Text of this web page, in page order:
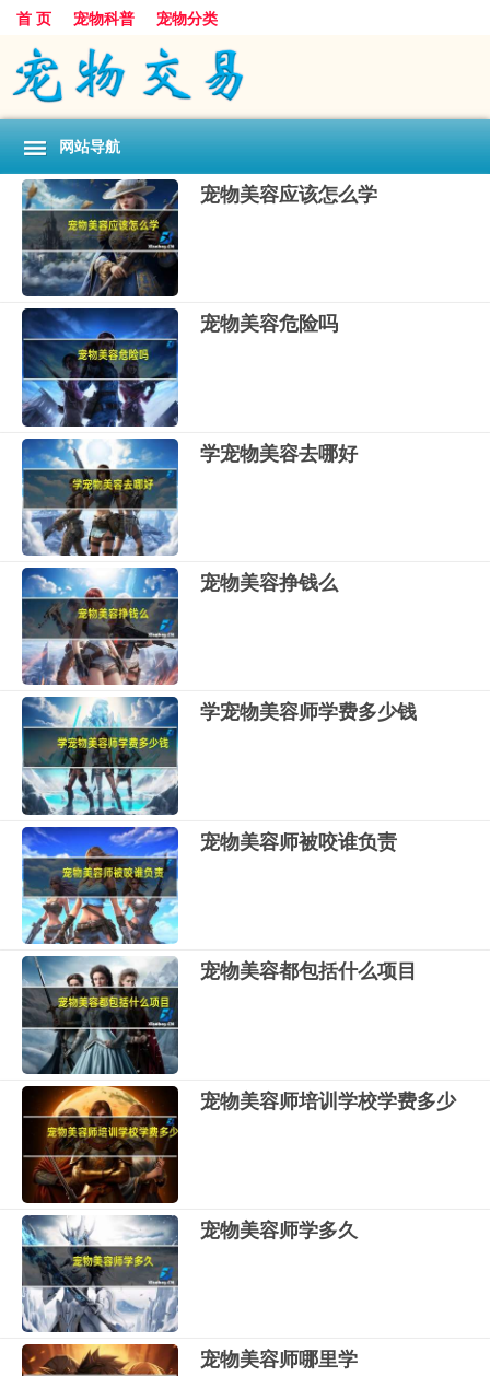
首 页 宠物科普 宠物分类
网站导航
宠物美容应该怎么学
宠物美容危险吗
学宠物美容去哪好
宠物美容挣钱么
学宠物美容师学费多少钱
宠物美容师被咬谁负责
宠物美容都包括什么项目
宠物美容师培训学校学费多少
宠物美容师学多久
宠物美容师哪里学